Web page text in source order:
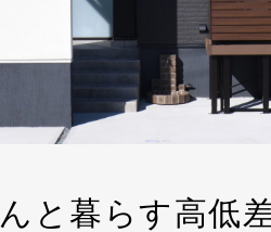
と暮らす高低